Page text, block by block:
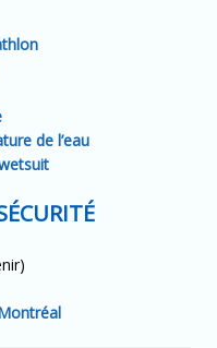
de l’eau